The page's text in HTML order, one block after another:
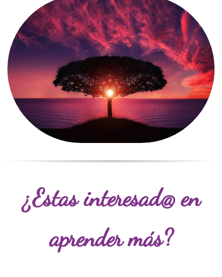
¿Estas interesad@ en
aprender más?